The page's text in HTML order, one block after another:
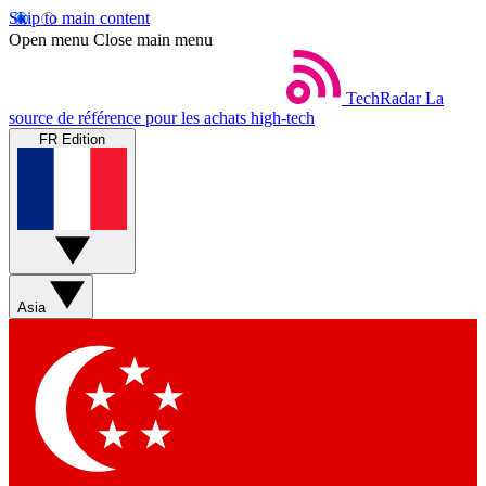
Skip to main content
Open menu Close main menu
TechRadar La
source de référence pour les achats high-tech
FR Edition
Asia